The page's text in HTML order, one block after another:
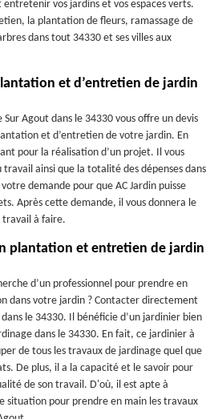
vos jardins et vos espaces verts.
la plantation de fleurs, ramassage de
dans tout 34330 et ses villes aux
et d’entretien de jardin
Sur Agout dans le 34330 vous offre un devis
et d’entretien de votre jardin. En
pour la réalisation d’un projet. Il vous
ainsi que la totalité des dépenses dans
demande pour que AC Jardin puisse
Après cette demande, il vous donnera le
travail à faire.
plantation et entretien de jardin
d’un professionnel pour prendre en
dans votre jardin ? Contacter directement
dans le 34330. Il bénéficie d’un jardinier bien
dans le 34330. En fait, ce jardinier à
de tous les travaux de jardinage quel que
De plus, il a la capacité et le savoir pour
de son travail. D'où, il est apte à
situation pour prendre en main les travaux